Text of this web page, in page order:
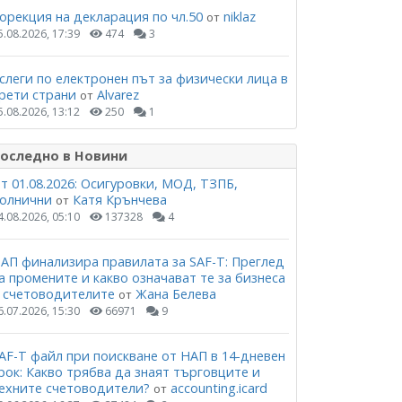
на декларация по чл.50 от niklaz
17:39 474 3
по електронен път за физически лица в
страни от Alvarez
13:12 250 1
в Новини
01.08.2026: Осигуровки, МОД, ТЗПБ,
от Катя Крънчева
05:10 137328 4
финализира правилата за SAF-T: Преглед
промените и какво означават те за бизнеса
от Жана Белева
15:30 66971 9
T файл при поискване от НАП в 14-дневен
Какво трябва да знаят търговците и
счетоводители? от accounting.icard